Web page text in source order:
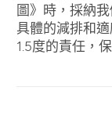
圖》時，採納
具體的減排和
1.5度的責任，